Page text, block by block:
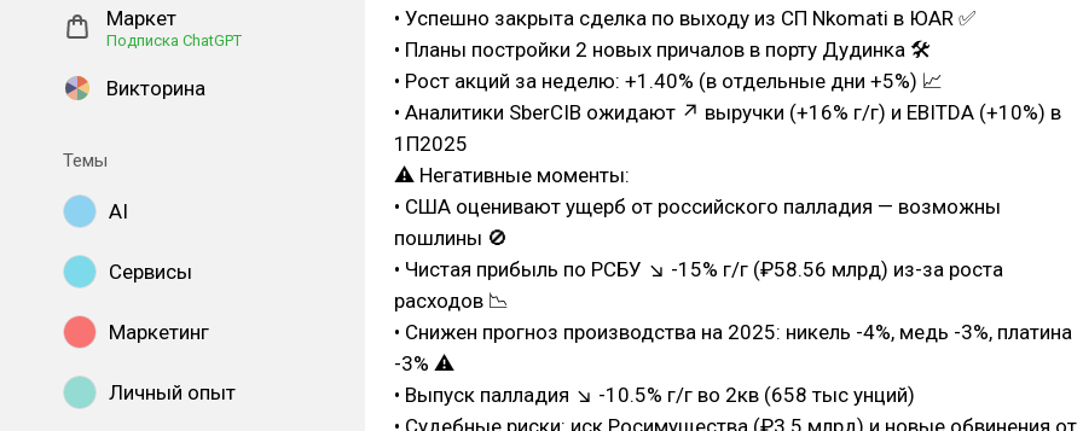
Маркет
Подписка ChatGPT
Викторина
Темы
AI
Сервисы
Маркетинг
Личный опыт
• Успешно закрыта сделка по выходу из СП Nkomati в ЮАR ✅
• Планы постройки 2 новых причалов в порту Дудинка 🛠
• Рост акций за неделю: +1.40% (в отдельные дни +5%) 📈
• Аналитики SberCIB ожидают ↗ выручки (+16% г/г) и EBITDA (+10%) в
1П2025
⚠ Негативные моменты:
• США оценивают ущерб от российского палладия — возможны
пошлины 🚫
• Чистая прибыль по РСБУ ↘ -15% г/г (₽58.56 млрд) из-за роста
расходов 📉
• Снижен прогноз производства на 2025: никель -4%, медь -3%, платина
-3% ⚠
• Выпуск палладия ↘ -10.5% г/г во 2кв (658 тыс унций)
• Судебные риски: иск Росимущества (₽3.5 млрд) и новые обвинения от